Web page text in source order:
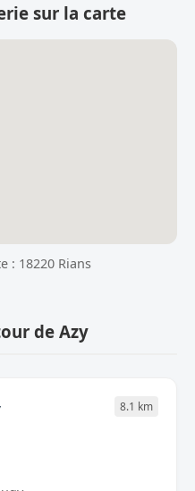
sur la carte
: 18220 Rians
de Azy
8.1 km